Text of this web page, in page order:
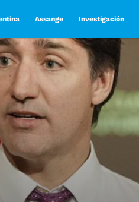
Assange Investigación